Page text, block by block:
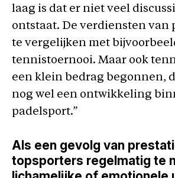
laag is dat er niet veel
ontstaat. De verdiensten van
te vergelijken met
tennistoernooi. Maar ook
een klein bedrag begonnen,
nog wel een ontwikkeling
padelsport.”
Als een gevolg van
topsporters regelmatig te